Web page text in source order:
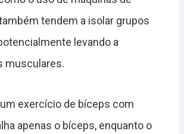
tendem a isolar grupos
levando a
musculares.
exercício de bíceps com
apenas o bíceps, enquanto o